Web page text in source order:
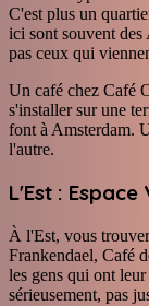
C'est plus un
ici sont souvent
pas ceux qui
Un café chez Café
s'installer sur une
font à Amsterdam.
l'autre.
L'Est :
À l'Est, vous
Frankendael, Café
les gens qui ont
sérieusement, pas